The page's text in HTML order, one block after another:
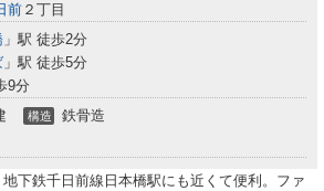
前 ２丁目
」駅 徒歩2分
」駅 徒歩5分
9分
構造 鉄骨造
下鉄千日前線日本橋駅にも近くて便利。ファ